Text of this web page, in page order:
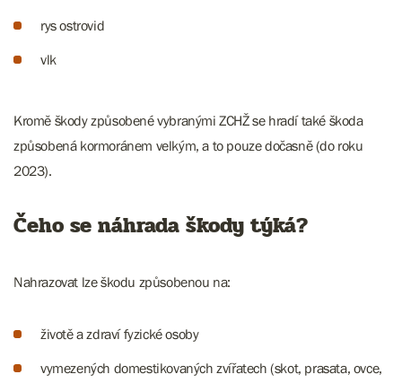
rys ostrovid
vlk
Kromě škody způsobené vybranými ZCHŽ se hradí také škoda
způsobená kormoránem velkým, a to pouze dočasně (do roku
2023).
Čeho se náhrada škody týká?
Nahrazovat lze škodu způsobenou na:
životě a zdraví fyzické osoby
vymezených domestikovaných zvířatech (skot, prasata, ovce,